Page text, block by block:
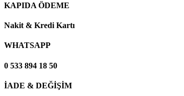
KAPIDA ÖDEME
Nakit & Kredi Kartı
WHATSAPP
0 533 894 18 50
İADE & DEĞİŞİM